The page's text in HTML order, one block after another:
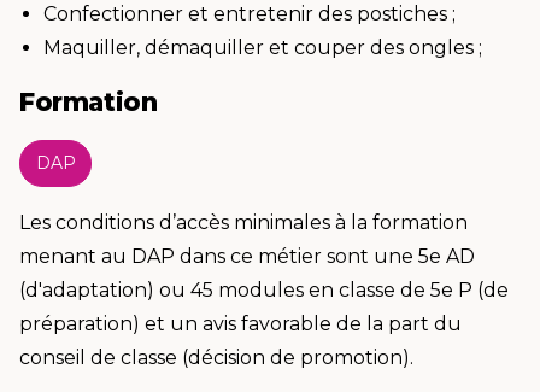
Confectionner et entretenir des postiches ;
Maquiller, démaquiller et couper des ongles ;
Formation
DAP
Les conditions d’accès minimales à la formation
menant au DAP dans ce métier sont une 5e AD
(d'adaptation) ou 45 modules en classe de 5e P (de
préparation) et un avis favorable de la part du
conseil de classe (décision de promotion).